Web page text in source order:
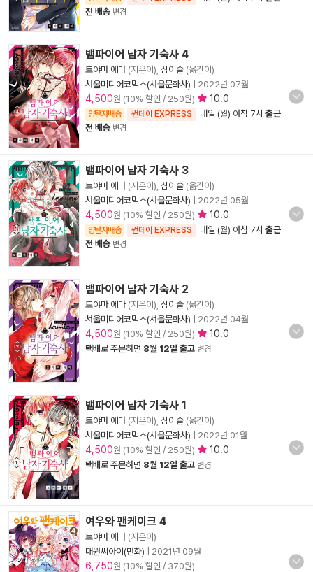
전 배송 변경
뱀파이어 남자 기숙사 4
토야마 에마(지은이), 심이슬 (옮긴이)
서울미디어코믹스(서울문화사)
2022년 07월
4,500원 (10% 할인 / 250원) 10.0
양탄자배송 썬데이 EXPRESS 내일 (월) 아침 7시 출근
전 배송 변경
뱀파이어 남자 기숙사 3
토야마 에마(지은이), 심이슬 (옮긴이)
서울미디어코믹스(서울문화사)
2022년 05월
4,500원 (10% 할인 / 250원) 10.0
양탄자배송 썬데이 EXPRESS 내일 (월) 아침 7시 출근
전 배송 변경
뱀파이어 남자 기숙사 2
토야마 에마(지은이), 심이슬 (옮긴이)
서울미디어코믹스(서울문화사)
2022년 04월
4,500원 (10% 할인 / 250원) 10.0
택배로 주문하면 8월 12일 출고 변경
뱀파이어 남자 기숙사 1
토야마 에마(지은이), 심이슬 (옮긴이)
서울미디어코믹스(서울문화사)
2022년 01월
4,500원 (10% 할인 / 250원) 10.0
택배로 주문하면 8월 12일 출고 변경
여우와 팬케이크 4
토야마 에마(지은이)
대원씨아이(만화)
2021년 09월
6,750원 (10% 할인 / 370원)